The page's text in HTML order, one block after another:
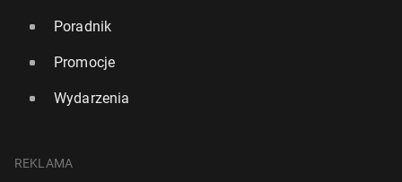
Poradnik
Promocje
Wydarzenia
REKLAMA